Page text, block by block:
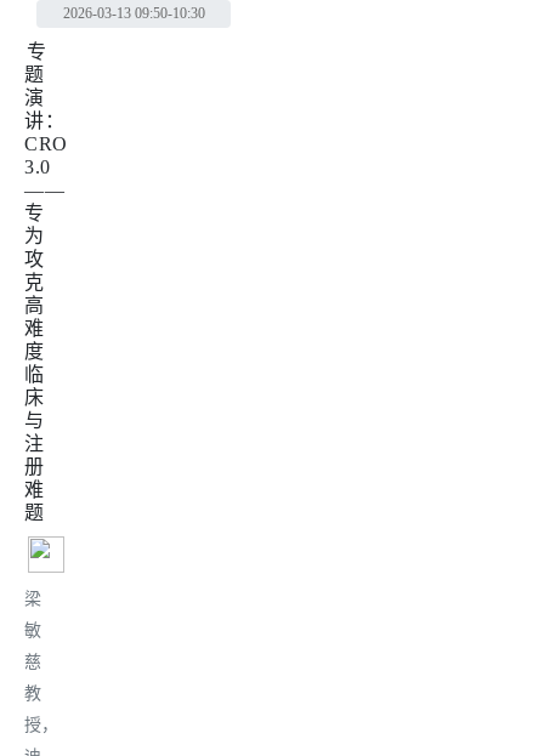
2026-03-13 09:50-10:30
专
题
演
讲：
CRO
3.0
——
专
为
攻
克
高
难
度
临
床
与
注
册
难
题
梁
敏
慈
教
授，